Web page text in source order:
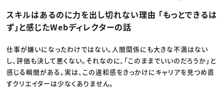
編集・ライティング
マーケティング
ディレクション
業界解説・キャリア事情
Webクリエイター
アプリクリエイター
ゲームクリエイター
映像クリエイター
クリエイターインタビュー
C＆R Magazine
セミナー
ニュース・トレンド トップ
Web
映像
ゲーム・エンタメ
広告
スキルはあるのに力を出し切れない理由 「もっとできるは
ず」と感じたWebディレクターの話
仕事が嫌いになったわけではない。人間関係にも大きな不満はない
し、評価も決して悪くない。それなのに、「このままでいいのだろうか」と
感じる瞬間がある。実は、この違和感をきっかけにキャリアを見つめ直
すクリエイターは少なくありません。